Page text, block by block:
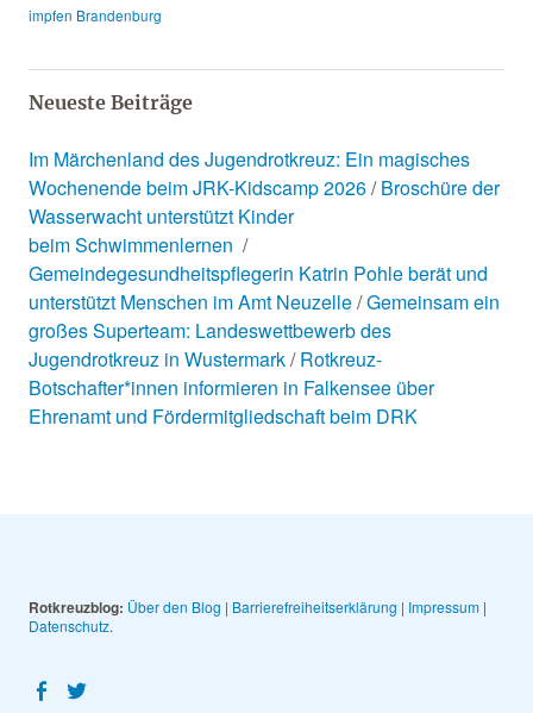
impfen Brandenburg
Neueste Beiträge
Im Märchenland des Jugendrotkreuz: Ein magisches
Wochenende beim JRK-Kidscamp 2026 Broschüre der
Wasserwacht unterstützt Kinder
beim Schwimmenlernen
Gemeindegesundheitspflegerin Katrin Pohle berät und
unterstützt Menschen im Amt Neuzelle Gemeinsam ein
großes Superteam: Landeswettbewerb des
Jugendrotkreuz in Wustermark Rotkreuz-
Botschafter*innen informieren in Falkensee über
Ehrenamt und Fördermitgliedschaft beim DRK
Rotkreuzblog: Über den Blog | Barrierefreiheitserklärung | Impressum|
Datenschutz